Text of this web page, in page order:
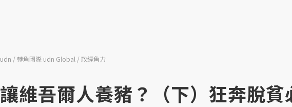
udn 轉角國際 udn Global 政經角力
讓維吾爾人養豬？（下）狂奔脫貧